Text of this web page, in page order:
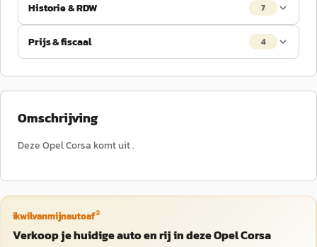
Historie & RDW 7
Prijs & fiscaal 4
Omschrijving
Deze Opel Corsa komt uit .
ikwilvanmijnautoaf®
Verkoop je huidige auto en rij in deze Opel Corsa